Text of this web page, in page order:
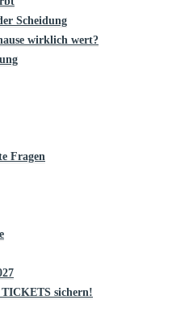
Scheidung
wirklich wert?
Fragen
sichern!